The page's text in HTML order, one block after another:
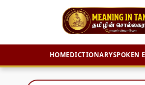
HOMEDICTIONARYSPOKEN